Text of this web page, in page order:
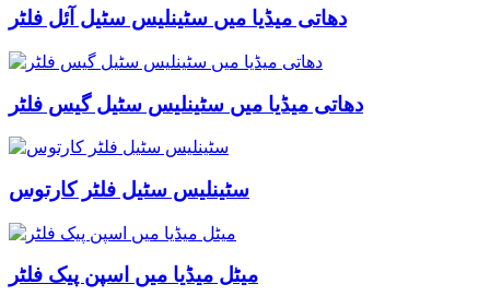
دھاتی میڈیا میں سٹینلیس سٹیل آئل فلٹر
دھاتی میڈیا میں سٹینلیس سٹیل گیس فلٹر
سٹینلیس سٹیل فلٹر کارتوس
میٹل میڈیا میں اسپن پیک فلٹر